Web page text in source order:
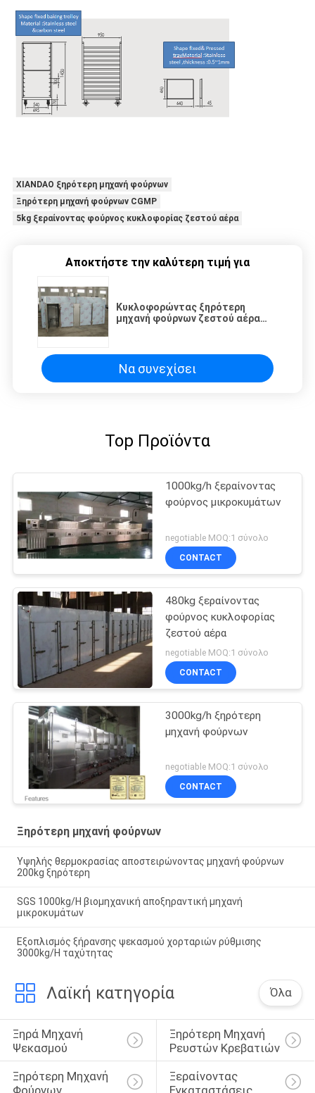
XIANDAO ξηρότερη μηχανή φούρνων
Ξηρότερη μηχανή φούρνων CGMP
5kg ξεραίνοντας φούρνος κυκλοφορίας ζεστού αέρα
Αποκτήστε την καλύτερη τιμή για
Κυκλοφορώντας ξηρότερη
μηχανή φούρνων ζεστού αέρα
Να συνεχίσει
Top Προϊόντα
1000kg/h ξεραίνοντας
φούρνος μικροκυμάτων
negotiable MOQ:1 σύνολο
CONTACT
480kg ξεραίνοντας
φούρνος κυκλοφορίας
ζεστού αέρα
negotiable MOQ:1 σύνολο
CONTACT
3000kg/h ξηρότερη
μηχανή φούρνων
negotiable MOQ:1 σύνολο
CONTACT
Ξηρότερη μηχανή φούρνων
Υψηλής θερμοκρασίας αποστειρώνοντας μηχανή φούρνων
200kg ξηρότερη
SGS 1000kg/H βιομηχανική αποξηραντική μηχανή
μικροκυμάτων
Εξοπλισμός ξήρανσης ψεκασμού χορταριών ρύθμισης
3000kg/H ταχύτητας
Λαϊκή κατηγορία Όλα
Ξηρά Μηχανή
Ψεκασμού
Ξηρότερη Μηχανή
Ρευστών Κρεβατιών
Ξηρότερη Μηχανή
Ξεραίνοντας